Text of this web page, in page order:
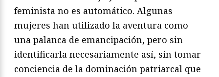
feminista no es automático. Algunas
mujeres han utilizado la aventura como
una palanca de emancipación, pero sin
identificarla necesariamente así, sin tomar
conciencia de la dominación patriarcal que